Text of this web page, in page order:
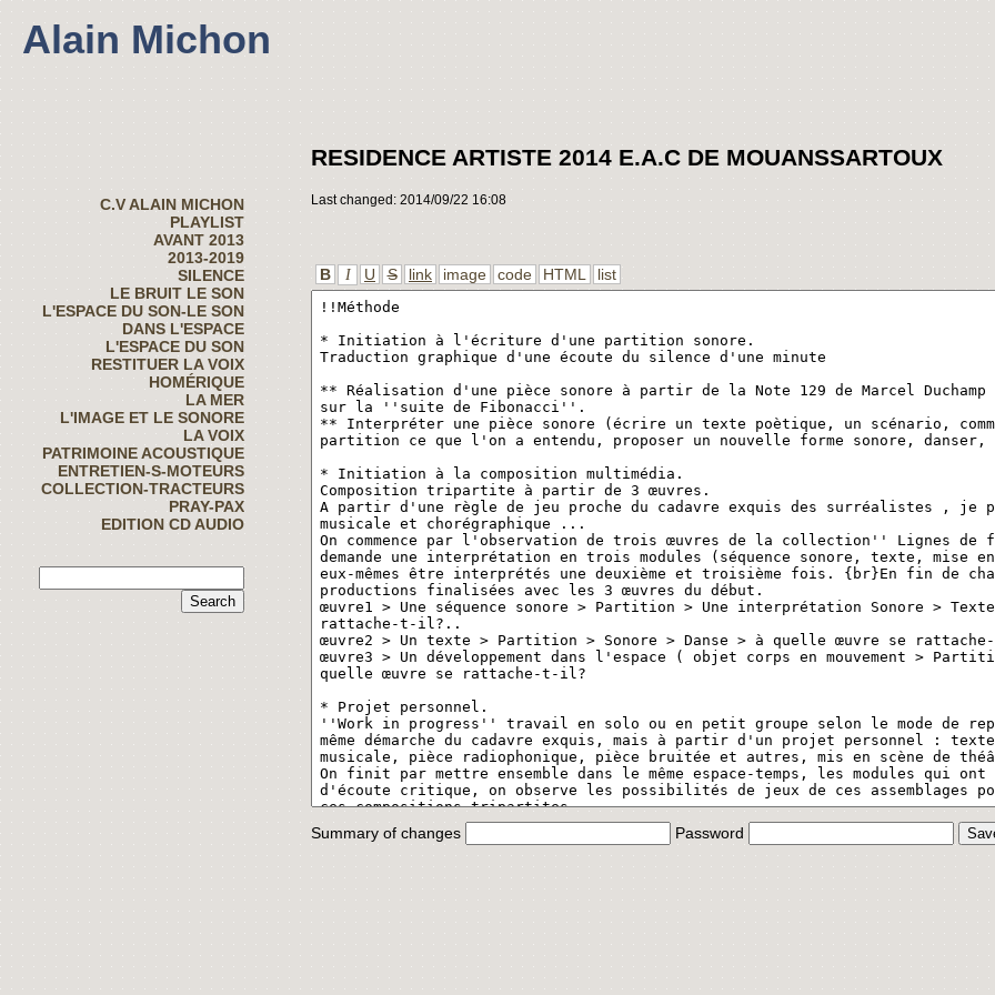
Alain Michon
C.V ALAIN MICHON
PLAYLIST
AVANT 2013
2013-2019
SILENCE
LE BRUIT LE SON
L'ESPACE DU SON-LE SON
DANS L'ESPACE
L'ESPACE DU SON
RESTITUER LA VOIX
HOMÉRIQUE
LA MER
L'IMAGE ET LE SONORE
LA VOIX
PATRIMOINE ACOUSTIQUE
ENTRETIEN-S-MOTEURS
COLLECTION-TRACTEURS
PRAY-PAX
EDITION CD AUDIO
RESIDENCE ARTISTE 2014 E.A.C DE MOUANSSARTOUX
Last changed: 2014/09/22 16:08
B I U S link image code HTML list
Summary of changes Password